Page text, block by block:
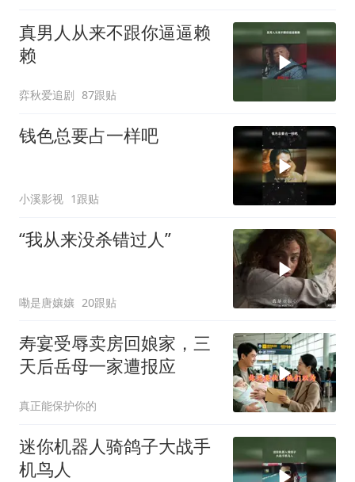
真男人从来不跟你逼逼赖
赖
弈秋爱追剧 87跟贴
钱色总要占一样吧
小溪影视 1跟贴
“我从来没杀错过人”
嘞是唐孃孃 20跟贴
寿宴受辱卖房回娘家，三
天后岳母一家遭报应
真正能保护你的
迷你机器人骑鸽子大战手
机鸟人